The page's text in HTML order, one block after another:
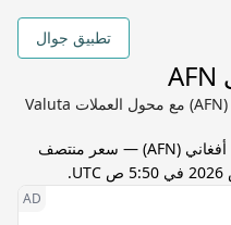
تطبيق جوال
تحويل ريال قطري (QAR) إلى أفغاني (AFN) مع محول العملات Valuta
أفغاني (
AFN) — سعر منتصف
.